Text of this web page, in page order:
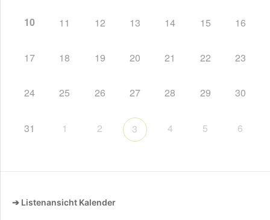
10 11 12 13 14 15 16
17 18 19 20 21 22 23
24 25 26 27 28 29 30
31 1 2 3 4 5 6
➔ Listenansicht Kalender